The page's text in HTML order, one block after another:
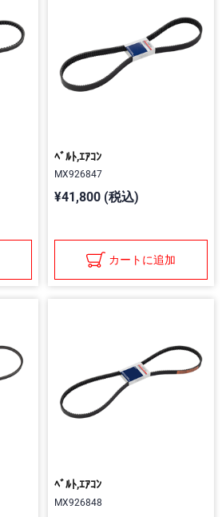
ﾍﾞﾙﾄ,ｴｱｺﾝ
MX926847
¥41,800 (税込)
カートに追加
ﾍﾞﾙﾄ,ｴｱｺﾝ
MX926848